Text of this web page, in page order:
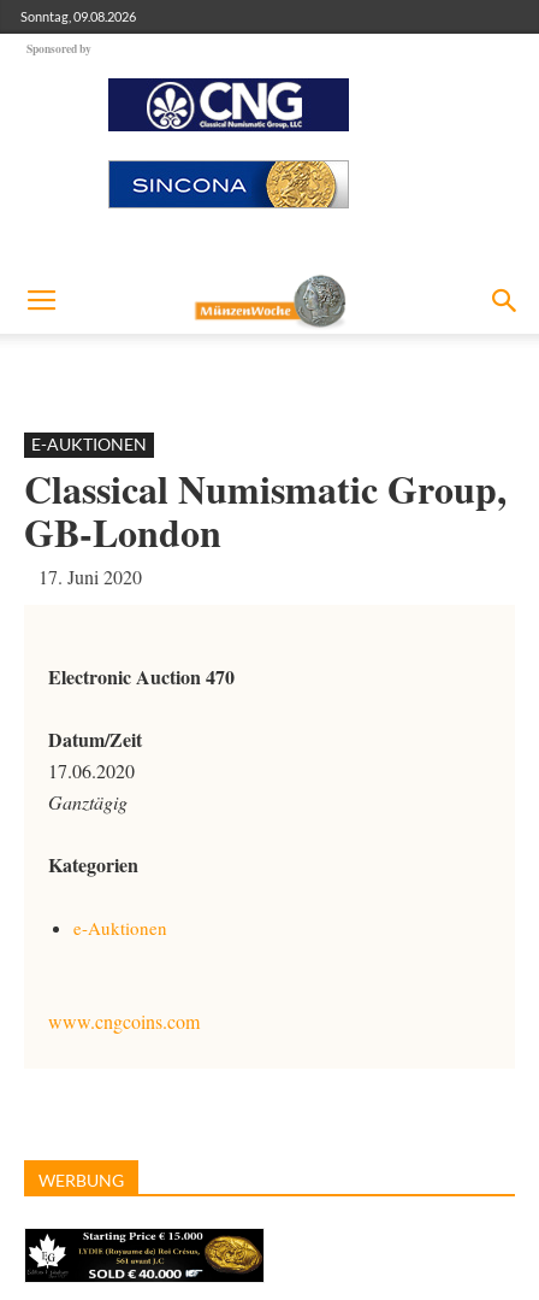
Sonntag, 09.08.2026
Sponsored by
E-AUKTIONEN
Classical Numismatic Group,
GB-London
17. Juni 2020
Electronic Auction 470
Datum/Zeit
17.06.2020
Ganztägig
Kategorien
e-Auktionen
www.cngcoins.com
WERBUNG